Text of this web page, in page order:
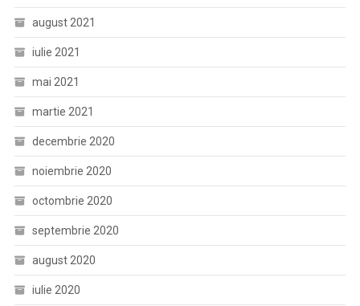
august 2021
iulie 2021
mai 2021
martie 2021
decembrie 2020
noiembrie 2020
octombrie 2020
septembrie 2020
august 2020
iulie 2020